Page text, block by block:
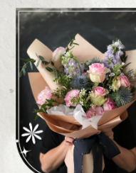
高雄花店
楠梓區花店
花店推薦
高雄花店推薦